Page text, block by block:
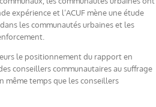
expérience et l’ACUF mène une étude
les communautés urbaines et les
le positionnement du rapport en
conseillers communautaires au suffrage
même temps que les conseillers